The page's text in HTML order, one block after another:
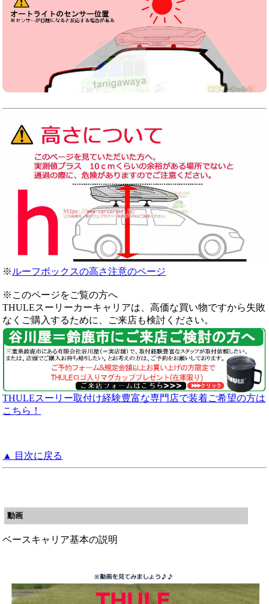
※ ルーフボックスの高さ注意のページ
※このページをご覧の方へ
THULEスーリーカーキャリアは、高価な買い物ですから失敗
なくご購入するために、ご来店も検討ください。
THULEスーリー取付け経験豊富な専門店で装着ご希望の方は
こちら！
▲ 目次に戻る
動画
ベースキャリア基本の説明